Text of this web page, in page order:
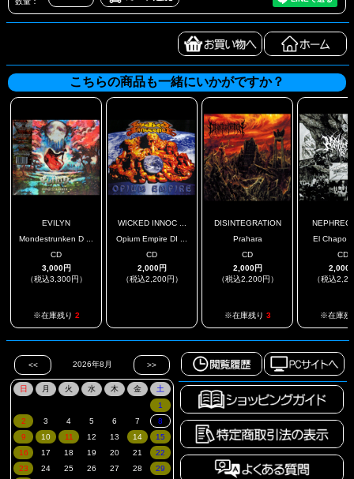
こちらの商品も一緒にいかがですか？
EVILYN
Mondestrunken D ...
CD
3,000円
（税込3,300円）
※在庫残り 2
WICKED INNOC ...
Opium Empire DI ...
CD
2,000円
（税込2,200円）
DISINTEGRATION
Prahara
CD
2,000円
（税込2,200円）
※在庫残り 3
El Chapo
CD
2,000
（税込
※在庫残